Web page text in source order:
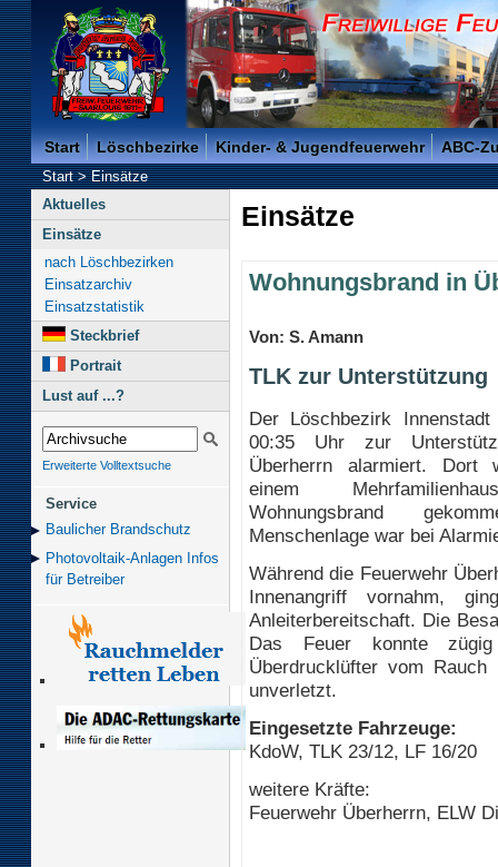
Freiwillige Feuerwehr der Kreisstadt Saarlouis -
Start Löschbezirke Kinder- & Jugendfeuerwehr ABC-
Start>Einsätze
Aktuelles
Einsätze
nach Löschbezirken
Einsatzarchiv
Einsatzstatistik
Steckbrief
Portrait
Lust auf ...?
Erweiterte Volltextsuche
Service
Baulicher Brand­schutz
Photovoltaik-Anlagen Infos
für Betreiber
Einsätze
Wohnungsbrand in
Von: S. Amann
TLK zur Unterstützung
Der Löschbezirk
00:35 Uhr zur
Überherrn alarmiert.
einem
Wohnungsbrand
Menschenlage war bei
Während die Feuerwehr
Innenangriff vornahm,
Anleiterbereitschaft. Die
Das Feuer konnte
Überdrucklüfter vom
unverletzt.
Eingesetzte Fahrzeuge:
KdoW, TLK 23/12, LF 16/20
weitere Kräfte:
Feuerwehr Überherrn, ELW